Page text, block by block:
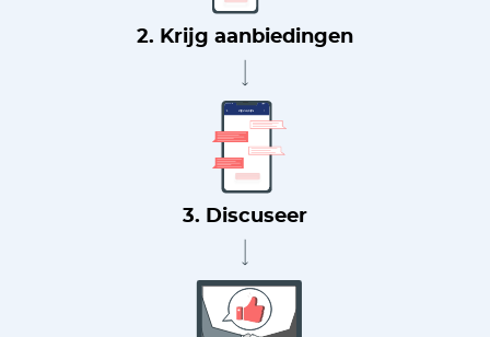
2. Krijg aanbiedingen
3. Discuseer